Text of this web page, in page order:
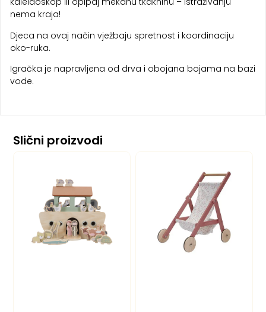
nema kraja!
Djeca na ovaj način vježbaju spretnost i koordinaciju
oko-ruka.
Igračka je napravljena od drva i obojana bojama na bazi
vode.
Slični proizvodi